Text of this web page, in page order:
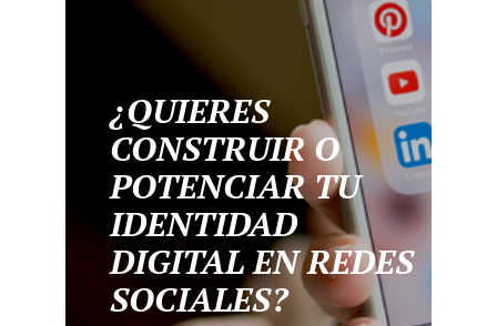
¿QUIERES
CONSTRUIR O
POTENCIAR TU
IDENTIDAD
DIGITAL EN REDES
SOCIALES?